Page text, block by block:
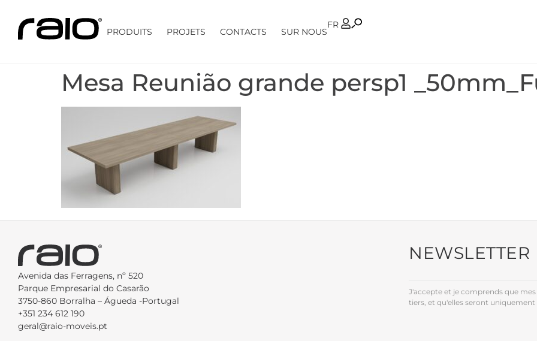
PRODUITS PROJETS CONTACTS SUR NOUS
FR
PT
Mesa Reunião grande persp1
Avenida das Ferragens, nº 520
Parque Empresarial do Casarão
3750-860 Borralha – Águeda -Portugal
+351 234 612 190
geral@raio-moveis.pt
NEWSLETTER
J'accepte et je comprends que
tiers, et qu'elles seront